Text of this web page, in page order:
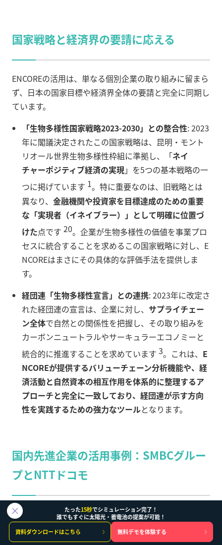
国家戦略と経済界の要請に応える
ENCOREの活用は、単なる個別企業の取り組みに留まら
ず、日本の国家目標や経済界全体の要請と完全に同期し
ています。
「生物多様性国家戦略2023-2030」との整合性: 2023
年に閣議決定されたこの国家戦略は、昆明・モント
リオール世界生物多様性枠組に準拠し、「ネイ
チャーポジティブ経済の実現」を5つの基本戦略の一
つに掲げています 1。特に重要なのは、旧戦略とは
異なり、 金融機関や投資家を目標達成のための重要
な「実現者（イネイブラー）」として明確に位置づ
けた点です 20。企業が生物多様性の価値を事業プロ
セスに統合することを求めるこの国家戦略に対し、E
NCOREはまさにその具体的な評価手法を提供しま
す。
経団連「生物多様性宣言」との連携: 2023年に改定さ
れた経団連の宣言は、企業に対し、 サプライチェー
ン全体で自然との関係性を把握し、その取り組みを
カーボンニュートラルやサーキュラーエコノミーと
統合的に推進することを求めています 3。これは、 E
NCOREが提供するバリューチェーン分析機能や、経
済活動と自然資本の相互作用を体系的に整理するア
プローチと完全に一致しており、経団連が示す方向
性を実践するための強力なツールとなります。
国内先進企業の活用事例：SMBCグルー
プとNTTドコモ
ENCOREは既に日本のリーディングカンパニーによって
活用され、具体的な成果を生み出し始めています。金融
セクターと非金融セクターの代表例を分析することで、
たった15秒でシミュレーション完了！
誰でもすぐに太陽光・蓄電池の提案が可能！
資料ダウンロードはこちら
無料デモを体験する